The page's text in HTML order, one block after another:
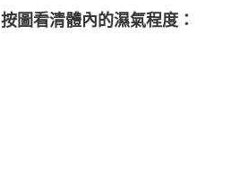
按圖看清體內的濕氣程度：